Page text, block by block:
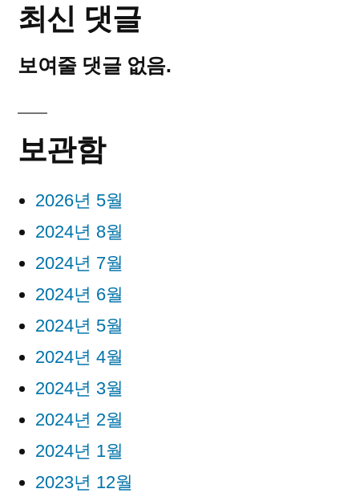
최신 댓글
보여줄 댓글 없음.
보관함
2026년 5월
2024년 8월
2024년 7월
2024년 6월
2024년 5월
2024년 4월
2024년 3월
2024년 2월
2024년 1월
2023년 12월